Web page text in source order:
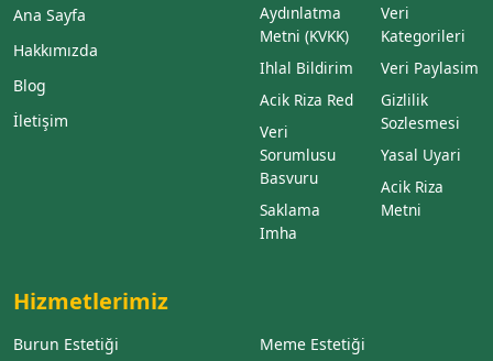
Ana Sayfa
Hakkımızda
Blog
İletişim
Aydınlatma
Metni (KVKK)
Ihlal Bildirim
Acik Riza Red
Veri
Sorumlusu
Basvuru
Saklama
Imha
Veri
Kategorileri
Veri Paylasim
Gizlilik
Sozlesmesi
Yasal Uyari
Acik Riza
Metni
Hizmetlerimiz
Burun Estetiği
Meme Estetiği